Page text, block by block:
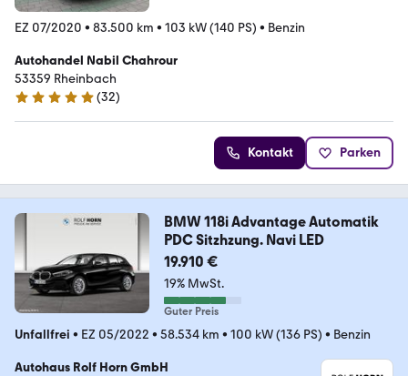
EZ 07/2020 • 83.500 km • 103 kW (140 PS) • Benzin
Autohandel Nabil Chahrour
53359 Rheinbach
5 Sterne
(32)
Kontakt Parken
BMW 118i Advantage Automatik
PDC Sitzhzung. Navi LED
19.910 €
19% MwSt.
Guter Preis
Unfallfrei • EZ 05/2022 • 58.534 km • 100 kW (136 PS) • Benzin
Autohaus Rolf Horn GmbH